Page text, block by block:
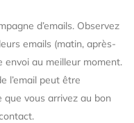
d’emails. Observez
emails (matin, après-
envoi au meilleur moment.
l’email peut être
vous arrivez au bon